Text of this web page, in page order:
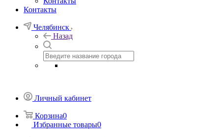
Контакты
Челябинск
Назад
Личный кабинет
Корзина0
Избранные товары0